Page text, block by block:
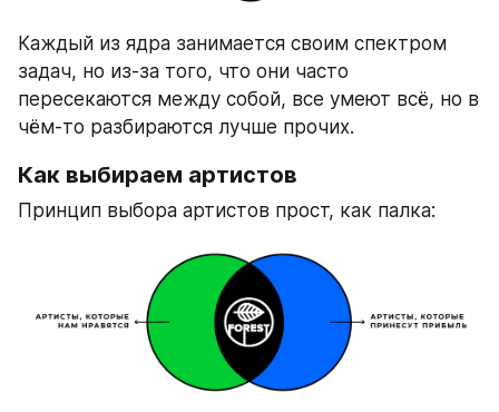
Каждый из ядра занимается своим спектром
задач, но из-за того, что они часто
пересекаются между собой, все умеют всё, но в
чём-то разбираются лучше прочих.
Как выбираем артистов
Принцип выбора артистов прост, как палка: